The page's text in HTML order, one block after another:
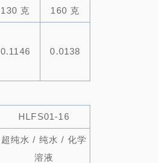
130 克 160 克
0.1146 0.0138
HLFS01-16
超纯水 / 纯水 / 化学
溶液